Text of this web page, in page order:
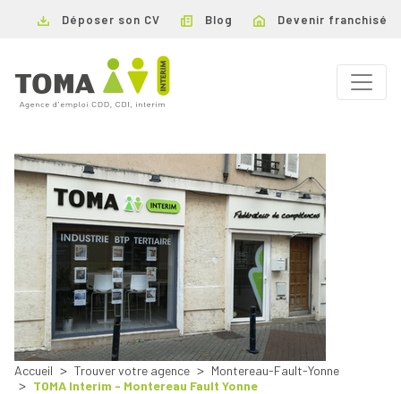
Déposer son CV Blog Devenir franchisé
Accueil Trouver votre agence
Montereau-Fault-Yonne
TOMA Interim - Montereau Fault Yonne